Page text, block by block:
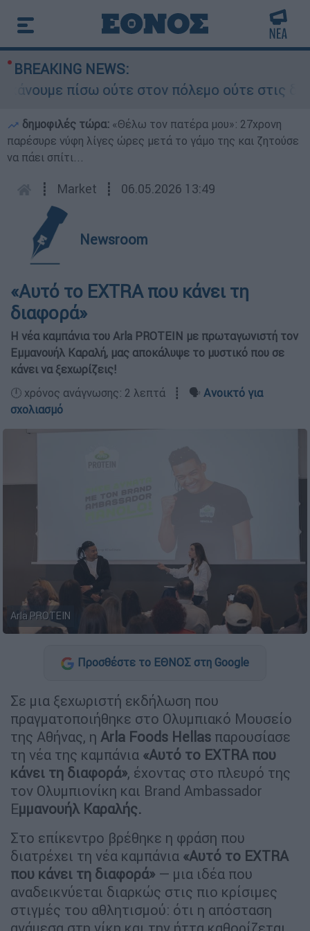
BREAKING NEWS:
πίσω ούτε στον πόλεμο ούτε στις
δημοφιλές τώρα: «Θέλω τον πατέρα μου»: 27χρονη
παρέσυρε νύφη λίγες ώρες μετά το γάμο της και ζητούσε
να πάει σπίτι...
┋ Market ┋ 06.05.2026 13:49
Newsroom
«Αυτό το EXTRA που κάνει τη
διαφορά»
Η νέα καμπάνια του Arla PROTEIN με πρωταγωνιστή τον
Εμμανουήλ Καραλή, μας αποκάλυψε το μυστικό που σε
κάνει να ξεχωρίζεις!
🕛 χρόνος ανάγνωσης: 2 λεπτά ┋ 🗣️ Ανοικτό για
σχολιασμό
Arla PROTEIN
Προσθέστε το ΕΘΝΟΣ στη Google
Σε μια ξεχωριστή εκδήλωση που
πραγματοποιήθηκε στο Ολυμπιακό Μουσείο
της Αθήνας, η Arla Foods Hellas παρουσίασε
τη νέα της καμπάνια «Αυτό το EXTRA που
κάνει τη διαφορά», έχοντας στο πλευρό της
τον Ολυμπιονίκη και Brand Ambassador
Εμμανουήλ Καραλής.
Στο επίκεντρο βρέθηκε η φράση που
διατρέχει τη νέα καμπάνια «Αυτό το EXTRA
που κάνει τη διαφορά» — μια ιδέα που
αναδεικνύεται διαρκώς στις πιο κρίσιμες
στιγμές του αθλητισμού: ότι η απόσταση